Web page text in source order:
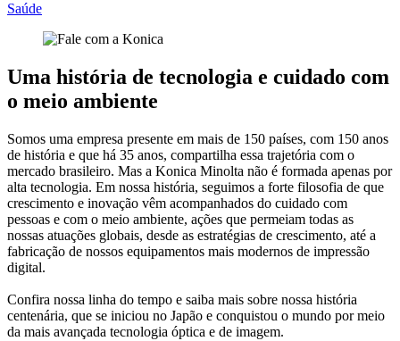
Saúde
Uma história de tecnologia e cuidado com
o meio ambiente
Somos uma empresa presente em mais de 150 países, com 150 anos
de história e que há 35 anos, compartilha essa trajetória com o
mercado brasileiro. Mas a Konica Minolta não é formada apenas por
alta tecnologia. Em nossa história, seguimos a forte filosofia de que
crescimento e inovação vêm acompanhados do cuidado com
pessoas e com o meio ambiente, ações que permeiam todas as
nossas atuações globais, desde as estratégias de crescimento, até a
fabricação de nossos equipamentos mais modernos de impressão
digital.
Confira nossa linha do tempo e saiba mais sobre nossa história
centenária, que se iniciou no Japão e conquistou o mundo por meio
da mais avançada tecnologia óptica e de imagem.